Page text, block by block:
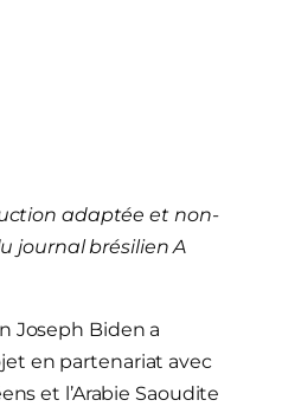
adaptée et non-
journal brésilien A
Joseph Biden a
en partenariat avec
et l’Arabie Saoudite